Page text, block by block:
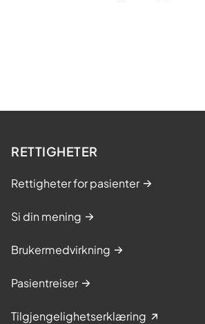
RETTIGHETER
Rettigheter for pasienter
Si din mening
Brukermedvirkning
Pasientreiser
Tilgjengelighetserklæring